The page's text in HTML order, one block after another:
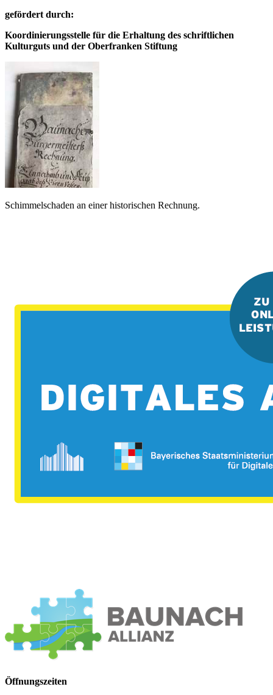
gefördert durch:
Koordinierungsstelle für die Erhaltung des schriftlichen
Kulturguts und der Oberfranken Stiftung
Schimmelschaden an einer historischen Rechnung.
Öffnungszeiten